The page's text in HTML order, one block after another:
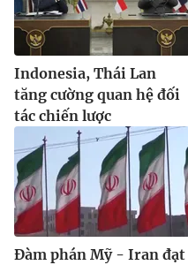
Indonesia, Thái Lan
tăng cường quan hệ đối
tác chiến lược
Đàm phán Mỹ - Iran đạt